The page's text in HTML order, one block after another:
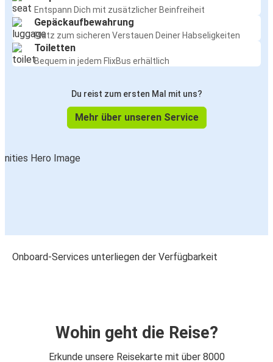
Entspann Dich mit zusätzlicher Beinfreiheit
Gepäckaufbewahrung
Platz zum sicheren Verstauen Deiner Habseligkeiten
Toiletten
Bequem in jedem FlixBus erhältlich
Du reist zum ersten Mal mit uns?
Mehr über unseren Service
Onboard-Services unterliegen der Verfügbarkeit
Wohin geht die Reise?
Erkunde unsere Reisekarte mit über 8000